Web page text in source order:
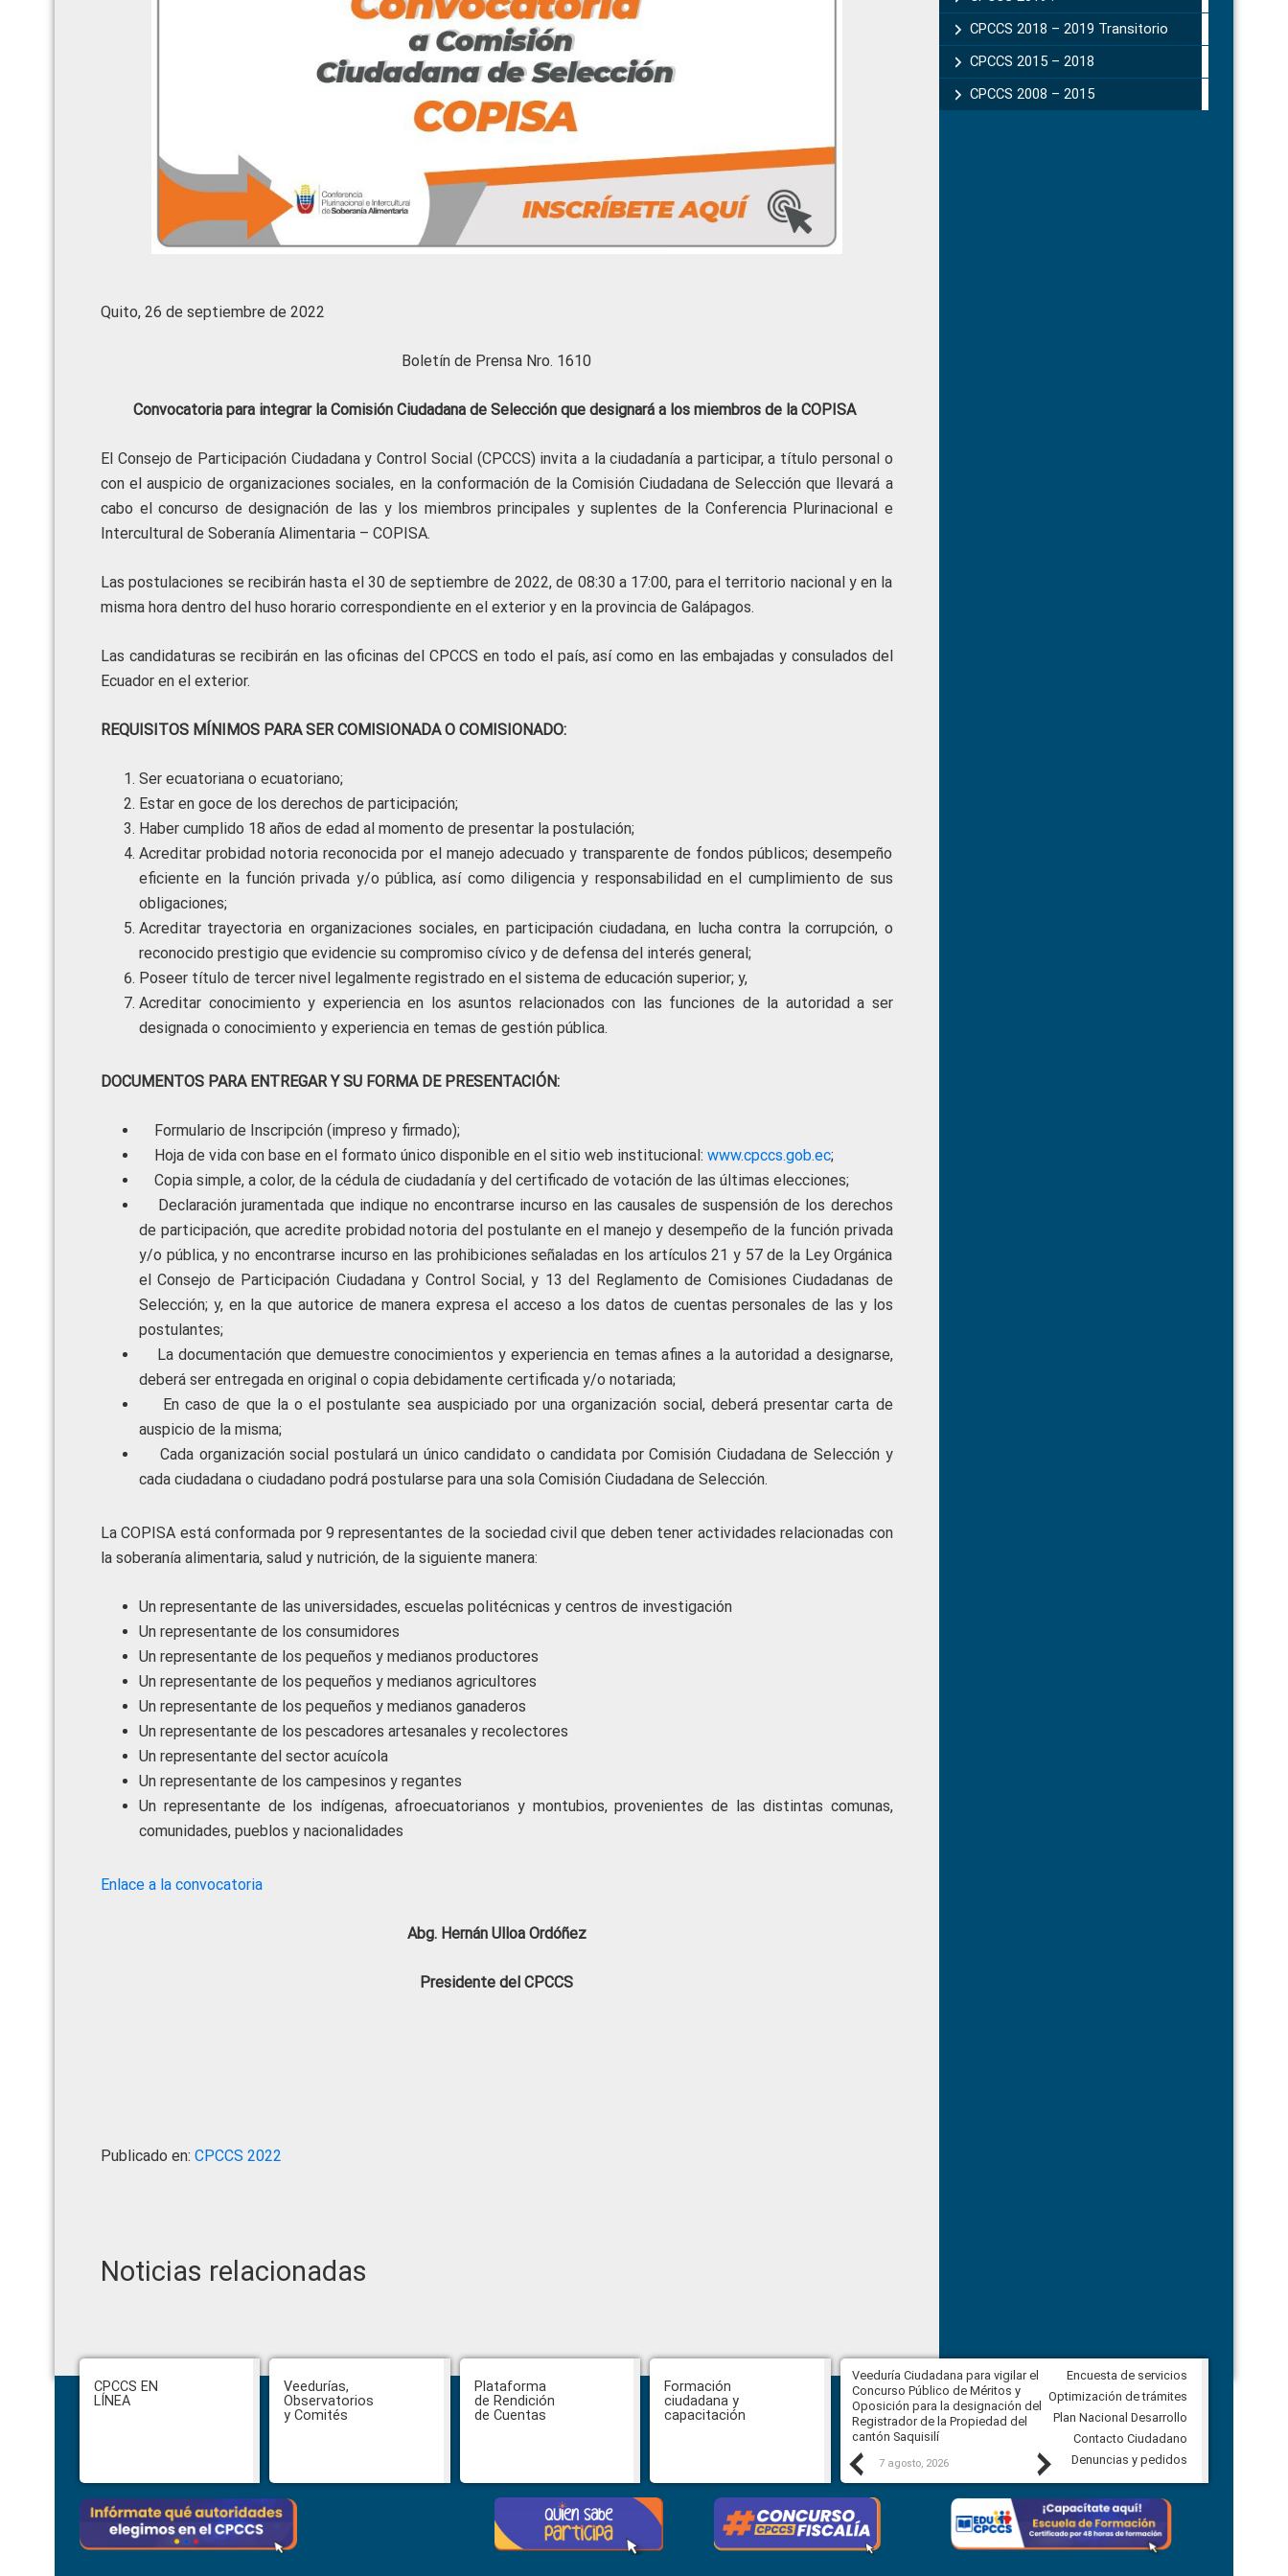
Quito, 26 de septiembre de 2022
Boletín de Prensa Nro. 1610
Convocatoria para integrar la Comisión Ciudadana de Selección que designará a los miembros de la COPISA
El Consejo de Participación Ciudadana y Control Social (CPCCS) invita a la ciudadanía a participar, a título personal o
con el auspicio de organizaciones sociales, en la conformación de la Comisión Ciudadana de Selección que llevará a
cabo el concurso de designación de las y los miembros principales y suplentes de la Conferencia Plurinacional e
Intercultural de Soberanía Alimentaria – COPISA.
Las postulaciones se recibirán hasta el 30 de septiembre de 2022, de 08:30 a 17:00, para el territorio nacional y en la
misma hora dentro del huso horario correspondiente en el exterior y en la provincia de Galápagos.
Las candidaturas se recibirán en las oficinas del CPCCS en todo el país, así como en las embajadas y consulados del
Ecuador en el exterior.
REQUISITOS MÍNIMOS PARA SER COMISIONADA O COMISIONADO:
Ser ecuatoriana o ecuatoriano;
Estar en goce de los derechos de participación;
Haber cumplido 18 años de edad al momento de presentar la postulación;
Acreditar probidad notoria reconocida por el manejo adecuado y transparente de fondos públicos; desempeño
eficiente en la función privada y/o pública, así como diligencia y responsabilidad en el cumplimiento de sus
obligaciones;
Acreditar trayectoria en organizaciones sociales, en participación ciudadana, en lucha contra la corrupción, o
reconocido prestigio que evidencie su compromiso cívico y de defensa del interés general;
Poseer título de tercer nivel legalmente registrado en el sistema de educación superior; y,
Acreditar conocimiento y experiencia en los asuntos relacionados con las funciones de la autoridad a ser
designada o conocimiento y experiencia en temas de gestión pública.
DOCUMENTOS PARA ENTREGAR Y SU FORMA DE PRESENTACIÓN:
Formulario de Inscripción (impreso y firmado);
Hoja de vida con base en el formato único disponible en el sitio web institucional: www.cpccs.gob.ec;
Copia simple, a color, de la cédula de ciudadanía y del certificado de votación de las últimas elecciones;
Declaración juramentada que indique no encontrarse incurso en las causales de suspensión de los derechos
de participación, que acredite probidad notoria del postulante en el manejo y desempeño de la función privada
y/o pública, y no encontrarse incurso en las prohibiciones señaladas en los artículos 21 y 57 de la Ley Orgánica
el Consejo de Participación Ciudadana y Control Social, y 13 del Reglamento de Comisiones Ciudadanas de
Selección; y, en la que autorice de manera expresa el acceso a los datos de cuentas personales de las y los
postulantes;
La documentación que demuestre conocimientos y experiencia en temas afines a la autoridad a designarse,
deberá ser entregada en original o copia debidamente certificada y/o notariada;
En caso de que la o el postulante sea auspiciado por una organización social, deberá presentar carta de
auspicio de la misma;
Cada organización social postulará un único candidato o candidata por Comisión Ciudadana de Selección y
cada ciudadana o ciudadano podrá postularse para una sola Comisión Ciudadana de Selección.
La COPISA está conformada por 9 representantes de la sociedad civil que deben tener actividades relacionadas con
la soberanía alimentaria, salud y nutrición, de la siguiente manera:
Un representante de las universidades, escuelas politécnicas y centros de investigación
Un representante de los consumidores
Un representante de los pequeños y medianos productores
Un representante de los pequeños y medianos agricultores
Un representante de los pequeños y medianos ganaderos
Un representante de los pescadores artesanales y recolectores
Un representante del sector acuícola
Un representante de los campesinos y regantes
Un representante de los indígenas, afroecuatorianos y montubios, provenientes de las distintas comunas,
comunidades, pueblos y nacionalidades
Enlace a la convocatoria
Abg. Hernán Ulloa Ordóñez
Presidente del CPCCS
Publicado en: CPCCS 2022
Noticias relacionadas
CPCCS 2018 – 2019 Transitorio
CPCCS 2015 – 2018
CPCCS 2008 – 2015
Footer
CPCCS EN
LÍNEA
Veedurías,
Observatorios
y Comités
Plataforma
de Rendición
de Cuentas
Formación
ciudadana y
capacitación
Previous
CPCCS aprueba convocatoria a
Veeduría para designación de la
autoridad de la SOT
Veeduría Ciudadana para vigilar el
Concurso Público de Méritos y
Oposición para la designación del
Registrador de la Propiedad del
cantón Saquisilí
7 agosto, 2026
Veeduría Ciudadana para vigilar la
construcción del asfaltado de
diferentes barrios del sector de
Ballenita del cantón Santa Elena
7 agosto, 2026
Next
Encuesta de servicios
Optimización de trámites
Plan Nacional Desarrollo
Contacto Ciudadano
Denuncias y pedidos